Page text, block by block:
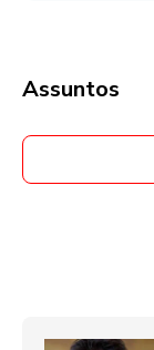
Assuntos